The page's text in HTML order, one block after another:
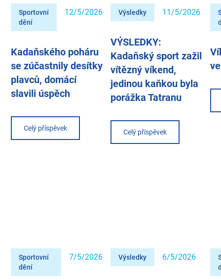
Sportovní
dění
12/5/2026
Kadaňského poháru
se zúčastnily desítky
plavců, domácí
slavili úspěch
Celý příspěvek
Výsledky 11/5/2026
VÝSLEDKY:
Kadaňský sport zažil
vítězný víkend,
jedinou kaňkou byla
porážka Tatranu
Celý příspěvek
Sportovní
dění
7/5/2026 Výsledky 6/5/2026